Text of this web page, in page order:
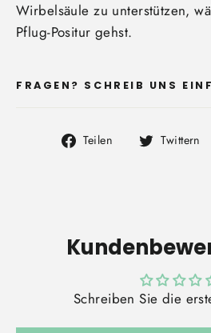
Wirbelsäule zu unterstützen,
Pflug-Positur gehst.
FRAGEN? SCHREIB UNS
Teilen
Auf
Twittern
Schreiben Sie die